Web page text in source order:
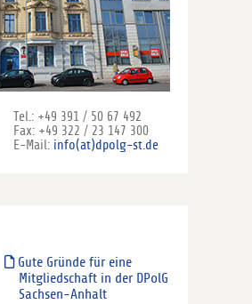
Tel.: +49 391 / 50 67 492
Fax: +49 322 / 23 147 300
E-Mail: info(at)dpolg-st.de
Gute Gründe für eine
Mitgliedschaft in der DPolG
Sachsen-Anhalt